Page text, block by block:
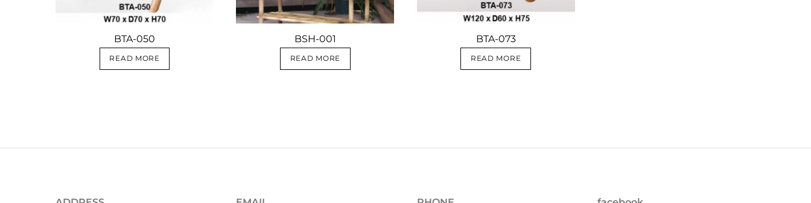
BTA-050
READ MORE
BSH-001
READ MORE
BTA-073
READ MORE